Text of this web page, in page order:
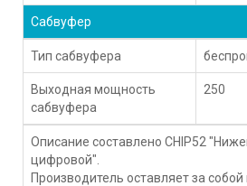
Сабвуфер
Тип сабвуфера
Выходная мощность
сабвуфера
250
Описание составлено CHIP52
цифровой".
Производитель оставляет за